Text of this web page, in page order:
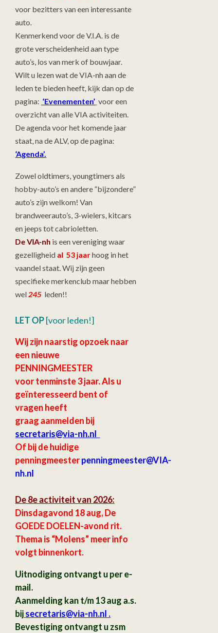
voor bezitters van een interessante
auto.
Kenmerkend voor de V.I.A. is de
grote verscheidenheid aan type
auto’s, los van merk of bouwjaar.
Wilt u lezen wat de VIA-nh aan de
leden te bieden heeft, kijk dan op de
pagina: ‘Evenementen’ voor een
overzicht van alle VIA activiteiten.
De agenda voor het komende jaar
staat, na de ALV, op de pagina:
‘Agenda’.
Zowel oldtimers, youngtimers als
hobby-auto’s en andere “bijzondere”
auto’s zijn welkom! Van
brandweerauto’s, 3-wielers, kitcars
en jeeps tot cabrioletten.
De VIA-nh is een vereniging waar
gezelligheid al 53 jaarhoog in het
vaandel staat. Wij zijn geen
specifieke merkenclub maar hebben
wel245 leden!!
LET OP[voor leden!]
Wij zijn naarstig opzoek naar
een nieuwe
PENNINGMEESTER
voor tenminste 3 jaar.Als u
geïnteresseerd bent of
vragen heeft
graag aanmelden bij
secretaris@via-nh.nl
Of bij de huidige
penningmeesterpenningmeester@VIA-
nh.nl
De 8e activiteit van 2026:
Dinsdagavond 18 aug, De
GOEDE DOELEN-avond rit.
Thema is “Molens” meer info
volgt binnenkort.
Uitnodiging ontvangt u per e-
mail.
Aanmelding kan t/m 13 aug a.s.
bijsecretaris@via-nh.nl .
Bevestiging ontvangt u zsm